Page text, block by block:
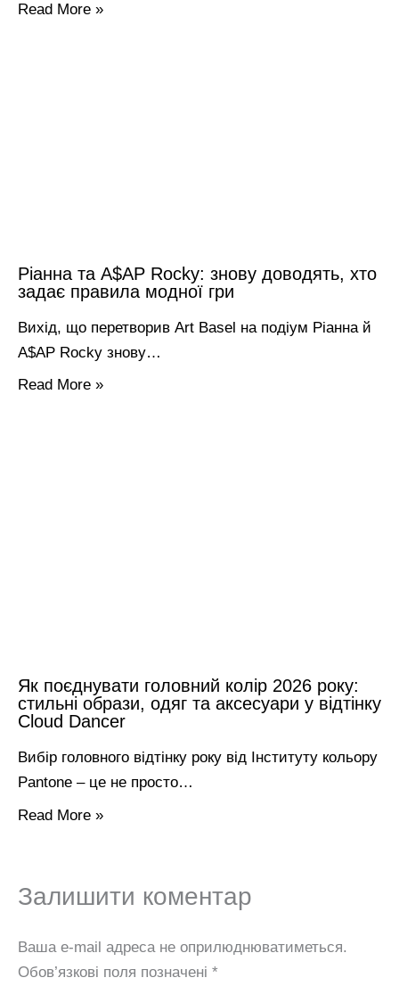
Read More »
Ріанна та A$AP Rocky: знову доводять, хто
задає правила модної гри
Вихід, що перетворив Art Basel на подіум Ріанна й
A$AP Rocky знову…
Read More »
Як поєднувати головний колір 2026 року:
стильні образи, одяг та аксесуари у відтінку
Cloud Dancer
Вибір головного відтінку року від Інституту кольору
Pantone – це не просто…
Read More »
Залишити коментар
Ваша e-mail адреса не оприлюднюватиметься.
Обов’язкові поля позначені *